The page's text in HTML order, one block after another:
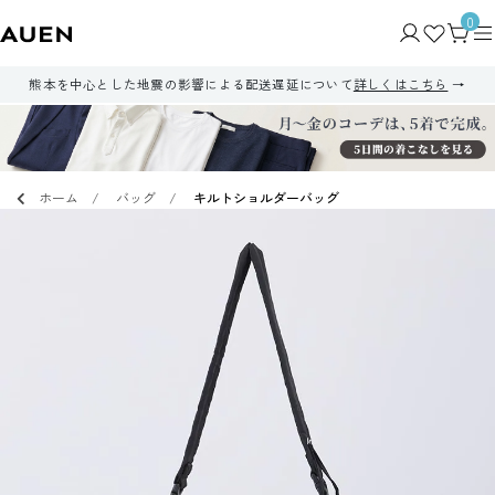
0
熊本を中心とした地震の影響による配送遅延について詳しくはこちら
ホーム バッグ キルトショルダーバッグ